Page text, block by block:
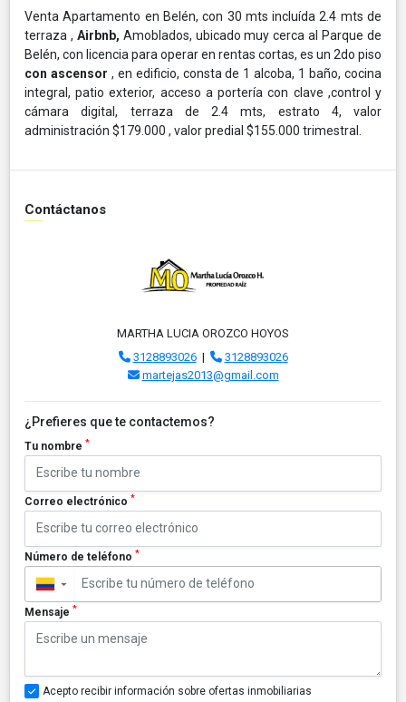
Venta Apartamento en Belén, con 30 mts incluída 2.4 mts de
terraza , Airbnb, Amoblados, ubicado muy cerca al Parque de
Belén, con licencia para operar en rentas cortas, es un 2do piso
con ascensor , en edificio, consta de 1 alcoba, 1 baño, cocina
integral, patio exterior, acceso a portería con clave ,control y
cámara digital, terraza de 2.4 mts, estrato 4, valor
administración $179.000 , valor predial $155.000 trimestral.
Contáctanos
MARTHA LUCIA OROZCO HOYOS
3128893026|
3128893026
martejas2013@gmail.com
¿Prefieres que te contactemos?
Tu nombre *
Correo electrónico *
Número de teléfono *
▼
Mensaje *
Acepto recibir información sobre ofertas inmobiliarias